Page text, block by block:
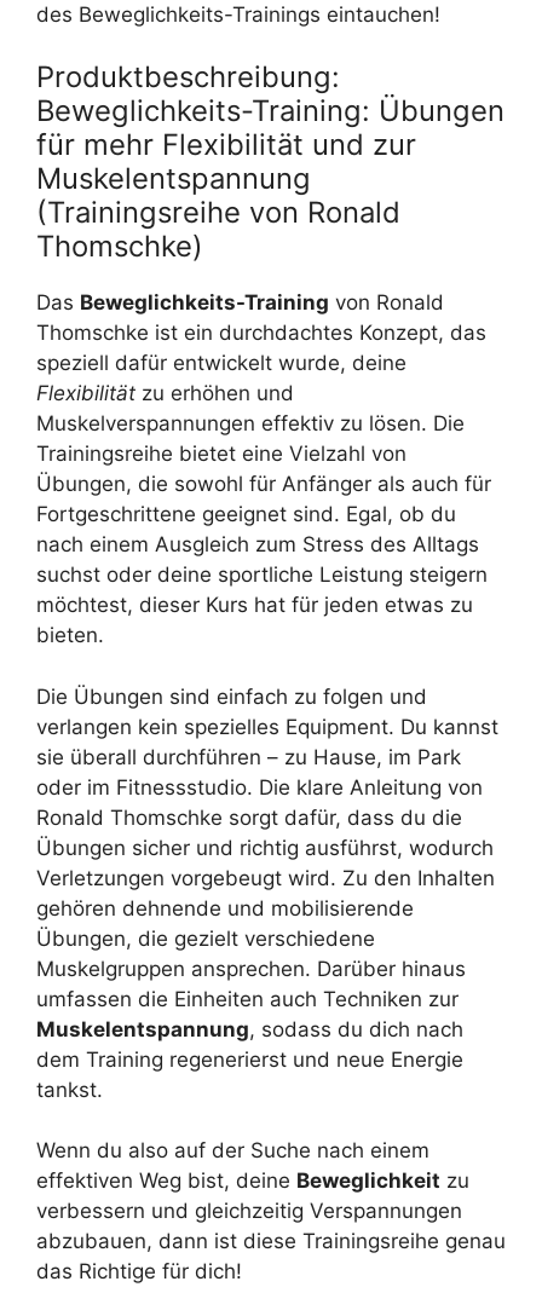
des Beweglichkeits-Trainings eintauchen!
Produktbeschreibung:
Beweglichkeits-Training: Übungen
für mehr Flexibilität und zur
Muskelentspannung
(Trainingsreihe von Ronald
Thomschke)
Das Beweglichkeits-Training von Ronald
Thomschke ist ein durchdachtes Konzept, das
speziell dafür entwickelt wurde, deine
Flexibilität zu erhöhen und
Muskelverspannungen effektiv zu lösen. Die
Trainingsreihe bietet eine Vielzahl von
Übungen, die sowohl für Anfänger als auch für
Fortgeschrittene geeignet sind. Egal, ob du
nach einem Ausgleich zum Stress des Alltags
suchst oder deine sportliche Leistung steigern
möchtest, dieser Kurs hat für jeden etwas zu
bieten.
Die Übungen sind einfach zu folgen und
verlangen kein spezielles Equipment. Du kannst
sie überall durchführen – zu Hause, im Park
oder im Fitnessstudio. Die klare Anleitung von
Ronald Thomschke sorgt dafür, dass du die
Übungen sicher und richtig ausführst, wodurch
Verletzungen vorgebeugt wird. Zu den Inhalten
gehören dehnende und mobilisierende
Übungen, die gezielt verschiedene
Muskelgruppen ansprechen. Darüber hinaus
umfassen die Einheiten auch Techniken zur
Muskelentspannung, sodass du dich nach
dem Training regenerierst und neue Energie
tankst.
Wenn du also auf der Suche nach einem
effektiven Weg bist, deine Beweglichkeit zu
verbessern und gleichzeitig Verspannungen
abzubauen, dann ist diese Trainingsreihe genau
das Richtige für dich!